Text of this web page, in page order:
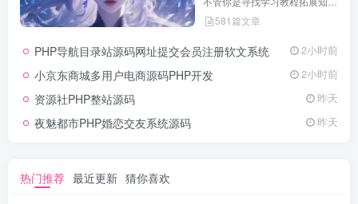
识，还是搜集各类素材激发创作
灵感，亦或是查询专业数据辅助
源定期更新、分类清晰、下载便
务，快来探索发现所需资源！
581篇文章
PHP导航目录站源码网址提交会员注册软文系统 2小时前
小京东商城多用户电商源码PHP开发 2小时前
资源社PHP整站源码 昨天
夜魅都市PHP婚恋交友系统源码 昨天
热门推荐 最近更新 猜你喜欢